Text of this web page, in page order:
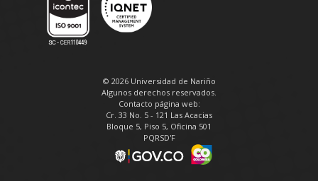
© 2026 Universidad de Nariño
Algunos derechos reservados.
Contacto página web:
Cr. 33 No. 5 - 121 Las Acacias
Bloque 5, Piso 5, Oficina 501
PQRSD'F